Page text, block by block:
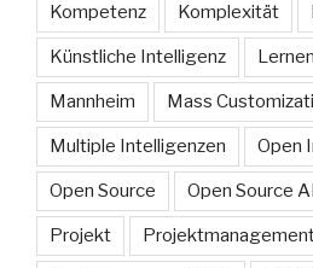
Kompetenz Komplexität
Künstliche Intelligenz Lernen
Mannheim Mass
Multiple Intelligenzen Open
Open Source Open Source AI
Projekt